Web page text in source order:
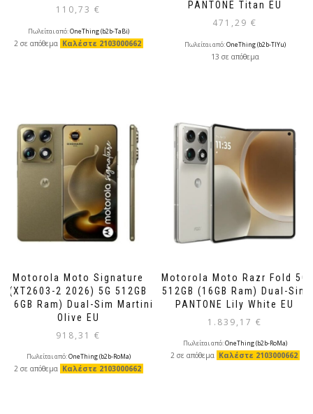
110,73 €
Πωλείται από:OneThing (b2b-TaBi)
2 σε απόθεμα Καλέστε 2103000662
PANTONE Τitan EU
471,29 €
Πωλείται από:OneThing (b2b-TlYu)
13 σε απόθεμα
Motorola Moto Signature
(XT2603-2 2026) 5G 512GB
(16GB Ram) Dual-Sim Martini
Olive EU
918,31 €
Πωλείται από:OneThing (b2b-RoMa)
2 σε απόθεμα Καλέστε 2103000662
Motorola Moto Razr Fold 5G
512GB (16GB Ram) Dual-Sim
PANTONE Lily White EU
1.839,17 €
Πωλείται από:OneThing (b2b-RoMa)
2 σε απόθεμα Καλέστε 2103000662